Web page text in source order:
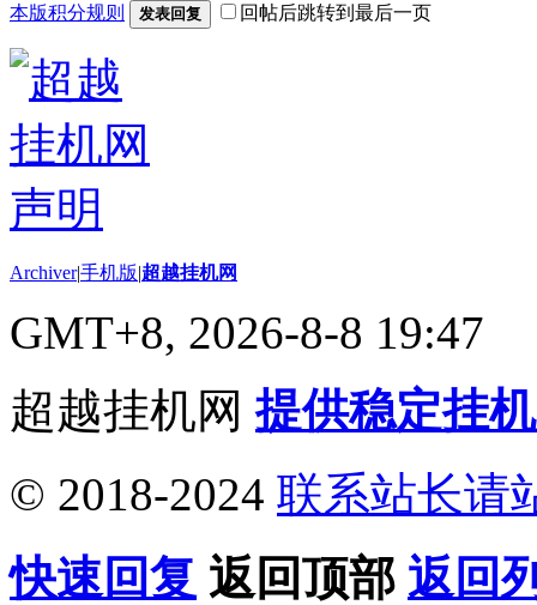
本版积分规则 发表回复 回帖后跳转到最后一页
Archiver|手机版|超越挂机网
GMT+8, 2026-8-8 19:47
超越挂机网提供稳定挂
© 2018-2024 联系站长请
快速回复 返回顶部 返回